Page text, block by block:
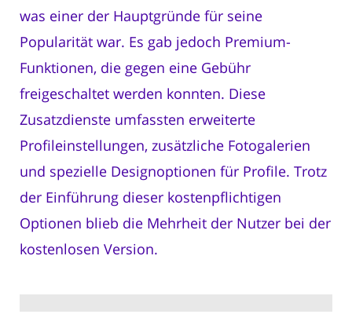
was einer der Hauptgründe für seine
Popularität war. Es gab jedoch Premium-
Funktionen, die gegen eine Gebühr
freigeschaltet werden konnten. Diese
Zusatzdienste umfassten erweiterte
Profileinstellungen, zusätzliche Fotogalerien
und spezielle Designoptionen für Profile. Trotz
der Einführung dieser kostenpflichtigen
Optionen blieb die Mehrheit der Nutzer bei der
kostenlosen Version.